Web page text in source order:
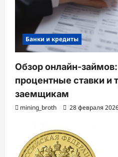
Банки и кредиты
Обзор онлайн-
процентные ставки и
заемщикам
mining_broth 28 февраля